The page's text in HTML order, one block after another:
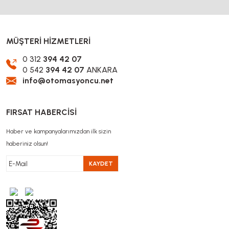
MÜŞTERİ HİZMETLERİ
0 312 394 42 07
0 542 394 42 07 ANKARA
info@otomasyoncu.net
FIRSAT HABERCİSİ
Haber ve kampanyalarımızdan ilk sizin
haberiniz olsun!
KAYDET